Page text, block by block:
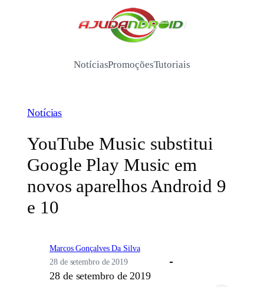
/
NotíciasPromoçõesTutoriais
Notícias
YouTube Music substitui
Google Play Music em
novos aparelhos Android 9
e 10
Marcos Gonçalves Da Silva
28 de setembro de 2019
28 de setembro de 2019